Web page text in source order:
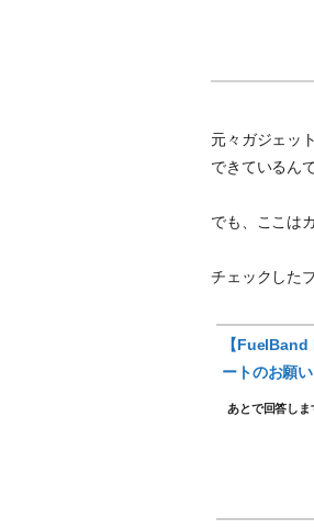
元々ガジェッ
できているん
でも、ここは
チェックした
【
ートのお願
あとで回答しま